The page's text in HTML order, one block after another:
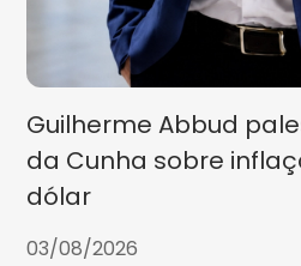
Guilherme Abbud
da Cunha sobre
dólar
03/08/2026